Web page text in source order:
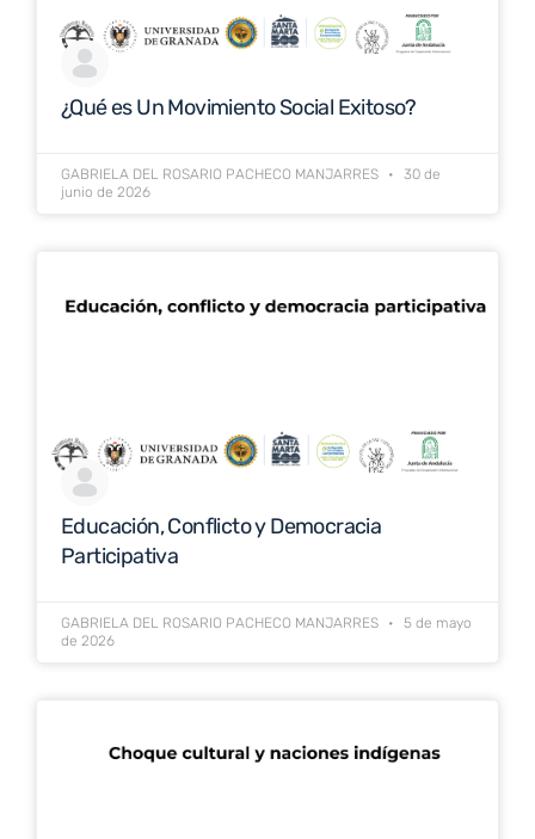
¿Qué es Un Movimiento Social Exitoso?
GABRIELA DEL ROSARIO PACHECO MANJARRES
30 de
junio de 2026
Educación, Conflicto y Democracia
Participativa
GABRIELA DEL ROSARIO PACHECO MANJARRES
5 de mayo
de 2026